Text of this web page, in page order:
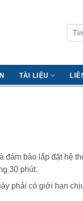
Tìm
kiếm:
TÀI LIỆU
đảm bảo lắp đặt hệ
30 phút.
phải có giới hạn